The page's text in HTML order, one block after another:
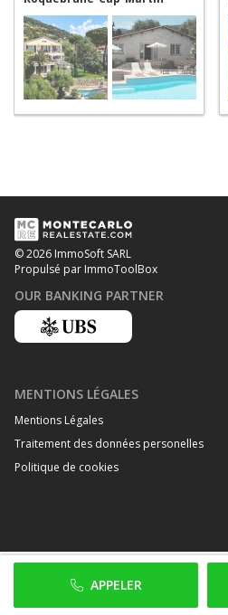
APPELER
© 2026 ImmoSoft SARL
Propulsé par ImmoToolBox
OUR BANKING PARTNER
MENTIONS LÉGALES
Mentions Légales
Traitement des données personelles
Politique de cookies